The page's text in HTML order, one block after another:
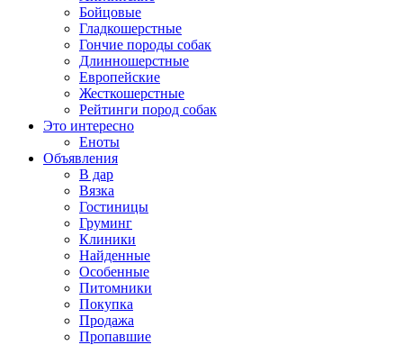
Бойцовые
Гладкошерстные
Гончие породы собак
Длинношерстные
Европейские
Жесткошерстные
Рейтинги пород собак
Это интересно
Еноты
Объявления
В дар
Вязка
Гостиницы
Груминг
Клиники
Найденные
Особенные
Питомники
Покупка
Продажа
Пропавшие